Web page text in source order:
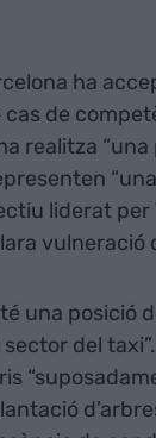
ha
de
realitza
liderat
vulneració
una posició
del